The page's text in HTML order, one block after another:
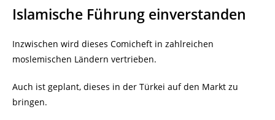
Islamische Führung einverstanden
Inzwischen wird dieses Comicheft in zahlreichen
moslemischen Ländern vertrieben.
Auch ist geplant, dieses in der Türkei auf den Markt zu
bringen.